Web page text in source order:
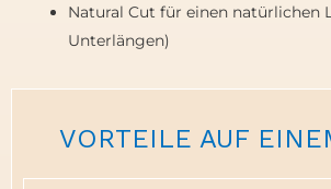
Natural Cut für einen natürlichen
Unterlängen)
VORTEILE AUF